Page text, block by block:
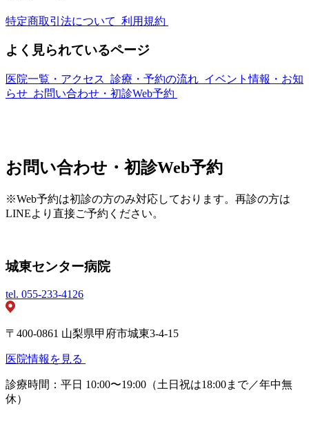
特定商取引法について 利用規約
よく見られているページ
医院一覧・アクセス 診療・予約の流れ イベント情報・お知
らせ お問い合わせ・初診Web予約
お問い合わせ・初診Web予約
※Web予約は初診の方のみ対応しております。再診の方は
LINEより直接ご予約ください。
城東センター病院
tel. 055-233-4126
〒400-0861 山梨県甲府市城東3-4-15
医院情報を見る
診療時間：平日 10:00〜19:00（土日祝は18:00まで／年中無
休）